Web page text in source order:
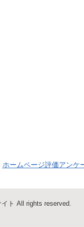
ホームページ評価アンケ
ト All rights reserved.